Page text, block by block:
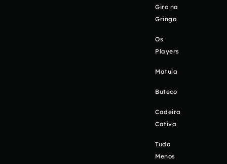
Giro na
Gringa
Os
Players
Matula
Buteco
Cadeira
Cativa
Tudo
Menos